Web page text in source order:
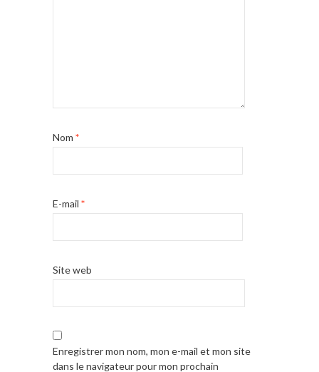
Nom *
E-mail *
Site web
Enregistrer mon nom, mon e-mail et mon site
dans le navigateur pour mon prochain